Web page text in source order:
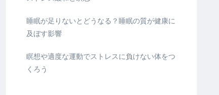
睡眠が足りないとどうなる？睡眠の質が健康に
及ぼす影響
瞑想や適度な運動でストレスに負けない体をつ
くろう